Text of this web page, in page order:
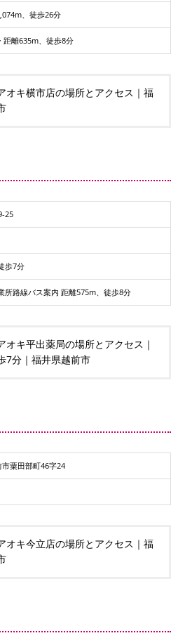
、徒歩26分
距離635m、徒歩8分
オキ横市店の場所とアクセス｜福
25
歩7分
所路線バス案内 距離575m、徒歩8分
オキ平出薬局の場所とアクセス｜
7分｜福井県越前市
粟田部町46字24
オキ今立店の場所とアクセス｜福